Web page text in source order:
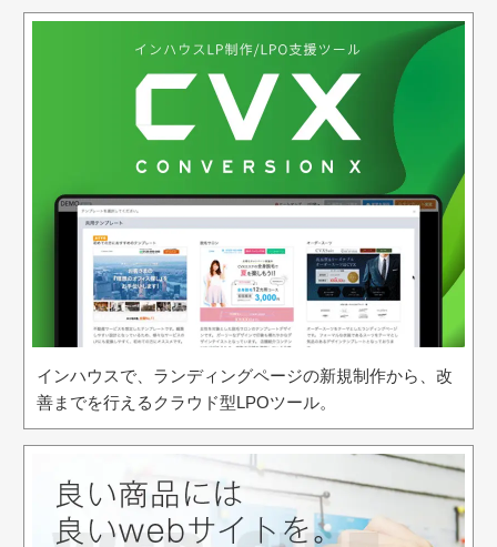
インハウスで、ランディングページの新規制作から、改
善までを行えるクラウド型LPOツール。